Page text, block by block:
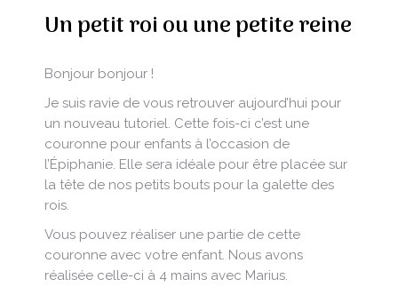
Un petit roi ou une petite reine
Bonjour bonjour !
Je suis ravie de vous retrouver aujourd’hui pour
un nouveau tutoriel. Cette fois-ci c’est une
couronne pour enfants à l’occasion de
l’Épiphanie. Elle sera idéale pour être placée sur
la tête de nos petits bouts pour la galette des
rois.
Vous pouvez réaliser une partie de cette
couronne avec votre enfant. Nous avons
réalisée celle-ci à 4 mains avec Marius.